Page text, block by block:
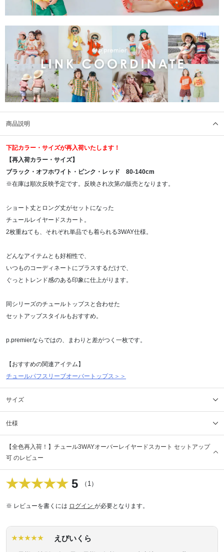
商品説明
下記カラー・サイズが再入荷いたします！
【再入荷カラー・サイズ】
ブラック・オフホワイト・ピンク・レッド 80-140cm
※在庫は順次反映予定です。反映され次第の販売となります。
ショート丈とロング丈がセットになった
チュールレイヤードスカート。
2枚重ねても、それぞれ単品でも着られる3WAY仕様。
どんなアイテムとも好相性で、
いつものコーディネートにプラスするだけで、
ぐっとトレンド感のある印象に仕上がります。
同シリーズのチュールトップスと合わせた
セットアップスタイルもおすすめ。
p.premierならではの、まわりと差がつく一枚です。
【おすすめの関連アイテム】
チュールパフスリーブオーバートップス＞＞
サイズ
仕様
【全色再入荷！】チュール3WAYオーバーレイヤードスカート セットアップ
可 のレビュー
5 （1）
※ レビューを書くには ログイン が必要となります。
えびいくら